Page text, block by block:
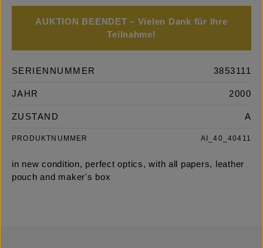
AUKTION BEENDET – Vielen Dank für Ihre
Teilnahme!
SERIENNUMMER 3853111
JAHR 2000
ZUSTAND A
PRODUKTNUMMER AI_40_40411
in new condition, perfect optics, with all papers, leather
pouch and maker's box